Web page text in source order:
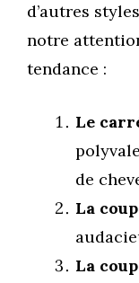
d’autres
notre
tendance :
Le
de
La
La